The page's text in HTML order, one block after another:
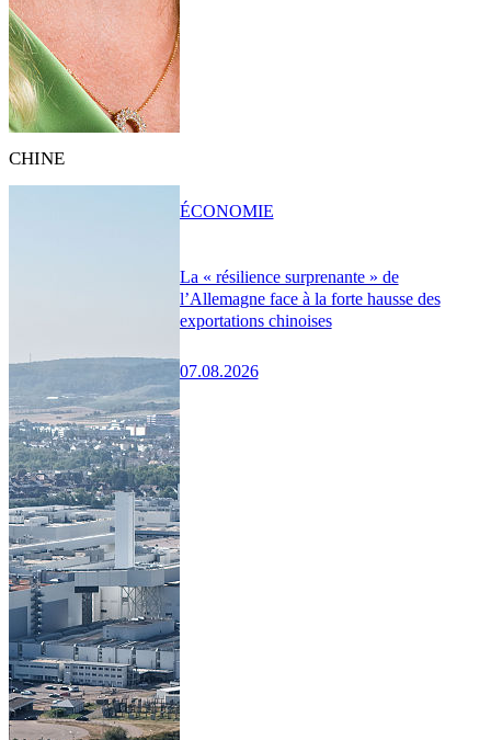
CHINE
La « résilience surprenante » de
l’Allemagne face à la forte hausse des
exportations chinoises
07.08.2026
ÉCONOMIE